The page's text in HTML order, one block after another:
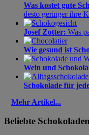
Was kostet gute
desto geringer ihre
Josef Zotter: Was
Wie gesund ist
Wein und
Schokolade für
Mehr Artikel...
Beliebte